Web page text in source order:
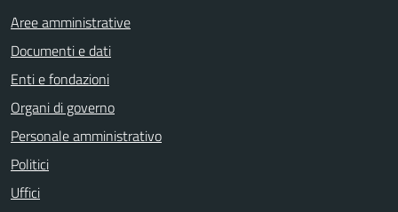
Aree amministrative
Documenti e dati
Enti e fondazioni
Organi di governo
Personale amministrativo
Politici
Uffici